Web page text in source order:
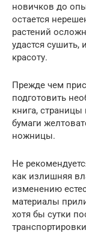
новичков до
остается
растений
удастся
красоту.
Прежде чем
подготовить
книга,
бумаги
ножницы.
Не
как излишняя
изменению
материалы
хотя бы сутки